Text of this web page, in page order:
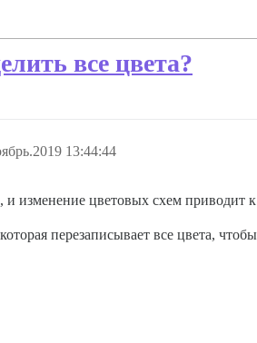
все цвета?
13:44:44
и изменение цветовых схем приводит
перезаписывает все цвета,